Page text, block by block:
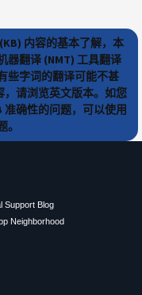
内容的基本了解，本
器翻译 (NMT) 工具翻译
些字词的翻译可能不甚
，请浏览英文版本。如您
准确性的问题，可以使用
Support Blog
Neighborhood